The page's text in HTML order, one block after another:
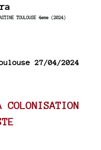
TOULOUSE 4eme (2024)
27/04/2024